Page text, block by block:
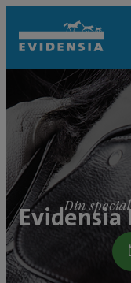
Evidensia
Din